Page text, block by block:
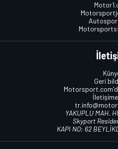
Geri
YAKUPLU MAH.
Skyport
KAPI NO: 62